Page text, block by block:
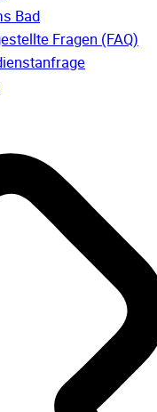
Bad
Fragen (FAQ)